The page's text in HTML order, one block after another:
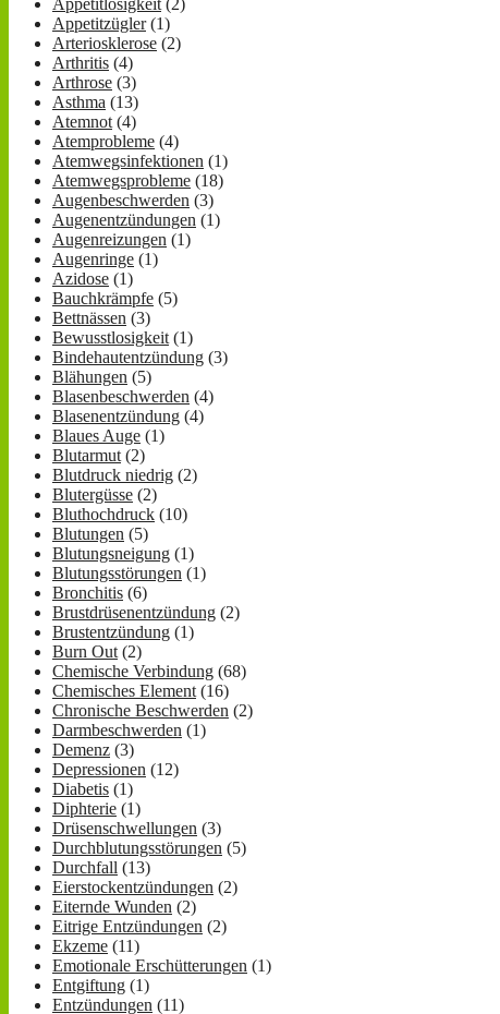
Appetitlosigkeit(2)
Appetitzügler(1)
Arteriosklerose (2)
Arthritis (4)
Arthrose (3)
Asthma (13)
Atemnot(4)
Atemprobleme (4)
Atemwegsinfektionen (1)
Atemwegsprobleme (18)
Augenbeschwerden (3)
Augenentzündungen (1)
Augenreizungen (1)
Augenringe (1)
Azidose (1)
Bauchkrämpfe (5)
Bettnässen (3)
Bewusstlosigkeit(1)
Bindehautentzündung (3)
Blähungen (5)
Blasenbeschwerden (4)
Blasenentzündung (4)
Blaues Auge (1)
Blutarmut(2)
Blutdruck niedrig (2)
Blutergüsse (2)
Bluthochdruck (10)
Blutungen (5)
Blutungsneigung (1)
Blutungsstörungen (1)
Bronchitis (6)
Brustdrüsenentzündung (2)
Brustentzündung (1)
Burn Out(2)
Chemische Verbindung (68)
Chemisches Element(16)
Chronische Beschwerden (2)
Darmbeschwerden (1)
Demenz (3)
Depressionen (12)
Diabetis (1)
Diphterie (1)
Drüsenschwellungen (3)
Durchblutungsstörungen (5)
Durchfall (13)
Eierstockentzündungen (2)
Eiternde Wunden (2)
Eitrige Entzündungen (2)
Ekzeme (11)
Emotionale Erschütterungen (1)
Entgiftung (1)
Entzündungen (11)